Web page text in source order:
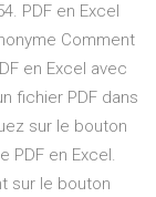
PDF en Excel
Comment
en Excel avec
fichier PDF dans
sur le bouton
PDF en Excel.
sur le bouton